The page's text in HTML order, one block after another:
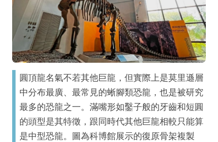
圓頂龍名氣不若其他巨龍，但實際上是莫里遜層
中分布最廣、最常見的蜥腳類恐龍，也是被研究
最多的恐龍之一。滿嘴形如鑿子般的牙齒和短圓
的頭型是其特徵，跟同時代其他巨龍相較只能算
是中型恐龍。圖為科博館展示的復原骨架複製